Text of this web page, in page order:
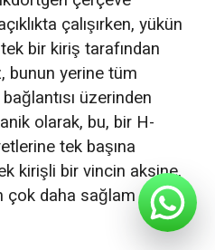
çalışırken, yükün
bir kiriş tarafından
bunun yerine tüm
üzerinden
olarak, bu, bir H-
tek başına
kirişli bir vincin aksine,
çok daha sağlam ve